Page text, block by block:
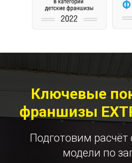
Ключевые
франшизы
Подготовим
модели по